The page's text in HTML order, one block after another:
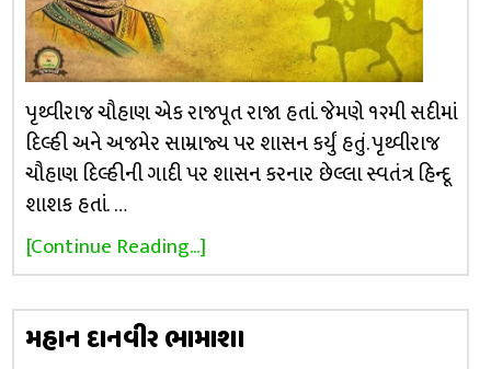
પૃથ્વીરાજ ચૌહાણ એક રાજપૂત રાજા હતાં. જેમણે ૧૨મી સદીમાં
દિલ્હી અને અજમેર સામ્રાજ્ય પર શાસન કર્યું હતું. પૃથ્વીરાજ
ચૌહાણ દિલ્હીની ગાદી પર શાસન કરનાર છેલ્લા સ્વતંત્ર હિન્દૂ
શાશક હતાં. …
[Continue Reading...]
મહાન દાનવીર ભામાશા